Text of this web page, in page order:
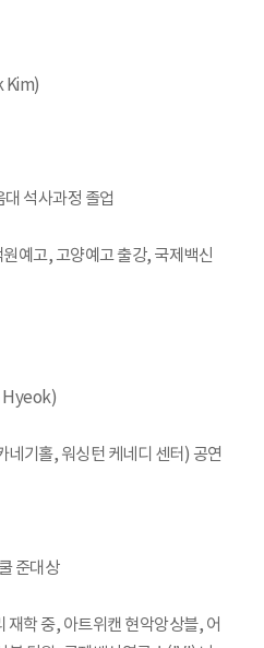
Kim)
석사과정 졸업
예고, 고양예고 출강, 국제백신
Hyeok)
기홀, 워싱턴 케네디 센터) 공연
준대상
재학 중, 아트위캔 현악앙상블, 어